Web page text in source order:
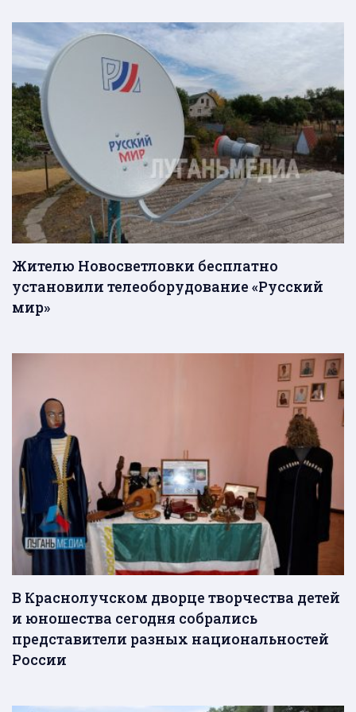
Жителю Новосветловки бесплатно
установили телеоборудование «Русский
мир»
В Краснолучском дворце творчества детей
и юношества сегодня собрались
представители разных национальностей
России